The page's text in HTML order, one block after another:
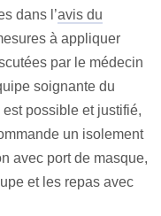
dans l’avis du
à appliquer
par le médecin
soignante du
possible et justifié,
un isolement
avec port de masque,
et les repas avec